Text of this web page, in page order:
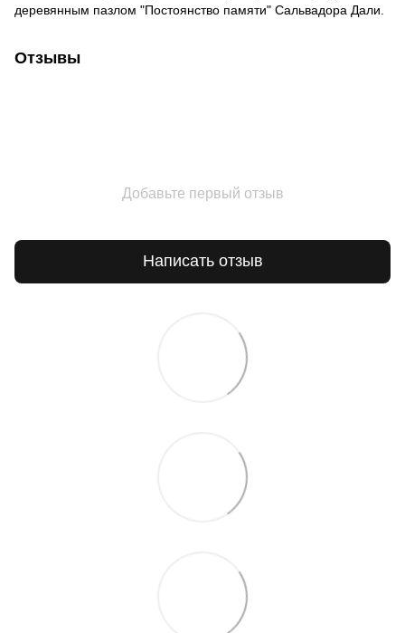
деревянным пазлом "Постоянство памяти" Сальвадора Дали.
Отзывы
Добавьте первый отзыв
Написать отзыв